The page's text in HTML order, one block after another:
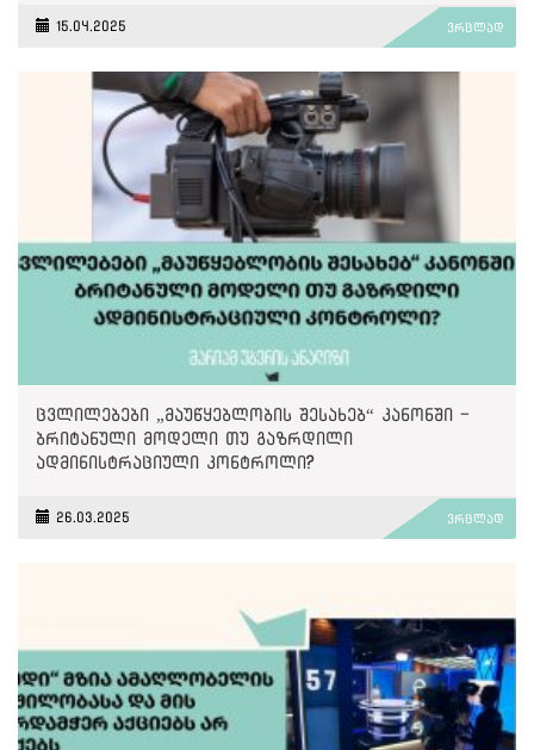
15.04.2025 ვრცლად
ცვლილებები „მაუწყებლობის შესახებ“ კანონში -
ბრიტანული მოდელი თუ გაზრდილი
ადმინისტრაციული კონტროლი?
26.03.2025 ვრცლად